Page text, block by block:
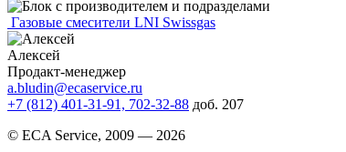
Газовые смесители LNI Swissgas
Алексей
Продакт-менеджер
a.bludin@ecaservice.ru
+7 (812) 401-31-91, 702-32-88 доб. 207
© ECA Service, 2009 — 2026